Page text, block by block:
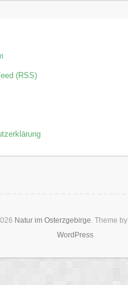
(RSS)
Natur im Osterzgebirge. Theme by
WordPress